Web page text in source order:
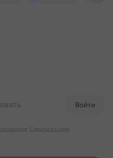
Войти
Связаться с нами